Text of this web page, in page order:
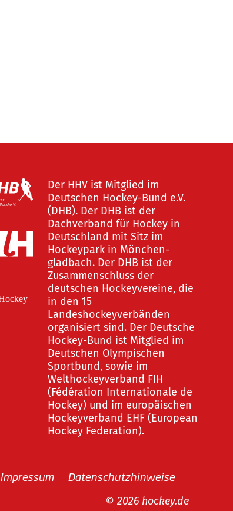
Der HHV ist Mitglied im
Deutschen Hockey-Bund e.V.
(DHB). Der DHB ist der
Dachverband für Hockey in
Deutschland mit Sitz im
Hockeypark in Mönchen-
gladbach. Der DHB ist der
Zusammenschluss der
deutschen Hockeyvereine, die
in den 15
Landeshockeyverbänden
organisiert sind. Der Deutsche
Hockey-Bund ist Mitglied im
Deutschen Olympischen
Sportbund, sowie im
Welthockeyverband FIH
(Fédération Internationale de
Hockey) und im europäischen
Hockeyverband EHF (European
Hockey Federation).
Impressum Datenschutzhinweise
© 2026 hockey.de